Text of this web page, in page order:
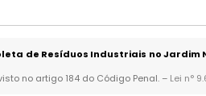
de Resíduos Industriais no Jardim
no artigo 184 do Código Penal. – Lei n°